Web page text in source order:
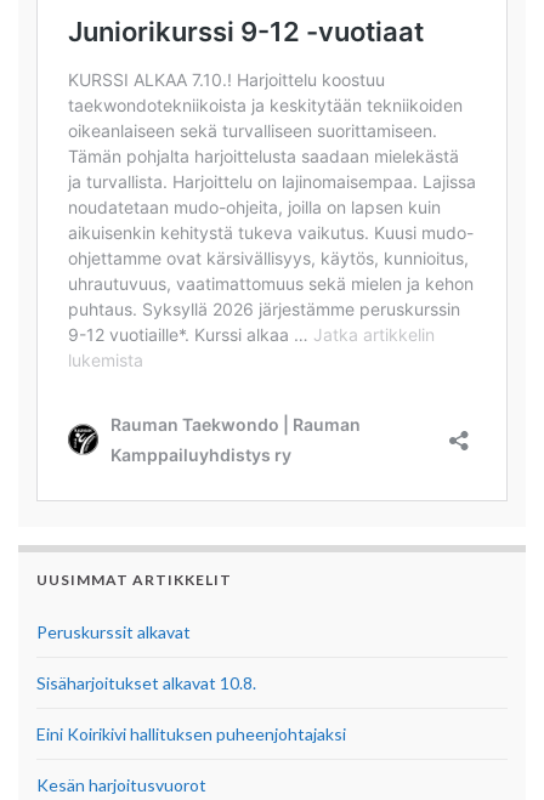
UUSIMMAT ARTIKKELIT
Peruskurssit alkavat
Sisäharjoitukset alkavat 10.8.
Eini Koirikivi hallituksen puheenjohtajaksi
Kesän harjoitusvuorot